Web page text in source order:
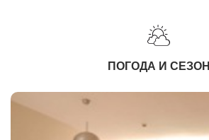
ПОГОДА И СЕЗОН